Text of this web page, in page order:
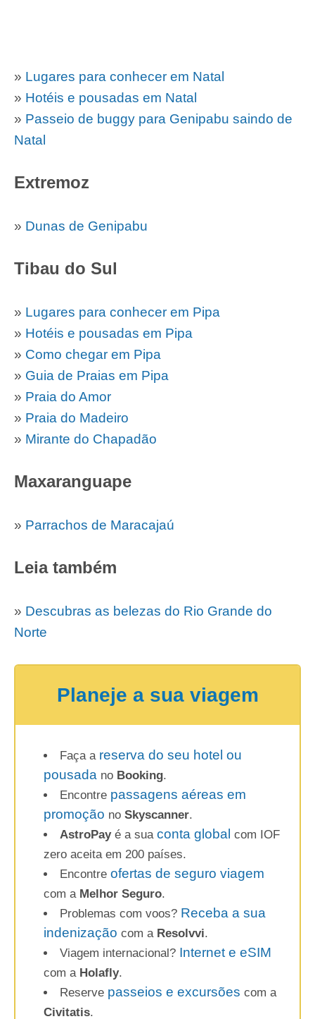
» Lugares para conhecer em Natal
» Hotéis e pousadas em Natal
» Passeio de buggy para Genipabu saindo de
Natal
Extremoz
» Dunas de Genipabu
Tibau do Sul
» Lugares para conhecer em Pipa
» Hotéis e pousadas em Pipa
» Como chegar em Pipa
» Guia de Praias em Pipa
» Praia do Amor
» Praia do Madeiro
» Mirante do Chapadão
Maxaranguape
» Parrachos de Maracajaú
Leia também
» Descubras as belezas do Rio Grande do
Norte
Planeje a sua viagem
Faça a reserva do seu hotel ou
pousada no Booking.
Encontre passagens aéreas em
promoção no Skyscanner.
AstroPayé a sua conta global com IOF
zero aceita em 200 países.
Encontre ofertas de seguro viagem
com a Melhor Seguro.
Problemas com voos? Receba a sua
indenização com a Resolvvi.
Viagem internacional? Internet e eSIM
com a Holafly.
Reserve passeios e excursões com a
Civitatis.